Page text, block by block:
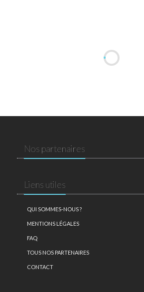
Nos partenaires
Liens utiles
QUI SOMMES-NOUS ?
MENTIONS LÉGALES
FAQ
TOUS NOS PARTENAIRES
CONTACT